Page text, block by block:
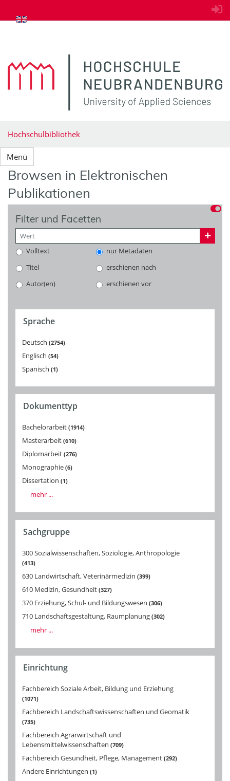
zum Inhalt springen
Hochschulbibliothek
Menü
Browsen in Elektronischen
Publikationen
Filter und Facetten
Volltext
nur Metadaten
Titel
erschienen nach
Autor(en)
erschienen vor
Sprache
Deutsch 2754
Englisch 54
Spanisch 1
Dokumenttyp
Bachelorarbeit 1914
Masterarbeit 610
Diplomarbeit 276
Monographie 6
Dissertation 1
mehr ...
Sachgruppe
300 Sozialwissenschaften, Soziologie, Anthropologie
413
630 Landwirtschaft, Veterinärmedizin 399
610 Medizin, Gesundheit 327
370 Erziehung, Schul- und Bildungswesen 306
710 Landschaftsgestaltung, Raumplanung 302
mehr ...
Einrichtung
Fachbereich Soziale Arbeit, Bildung und Erziehung
1071
Fachbereich Landschaftswissenschaften und Geomatik
735
Fachbereich Agrarwirtschaft und
Lebensmittelwissenschaften 709
Fachbereich Gesundheit, Pflege, Management 292
Andere Einrichtungen 1